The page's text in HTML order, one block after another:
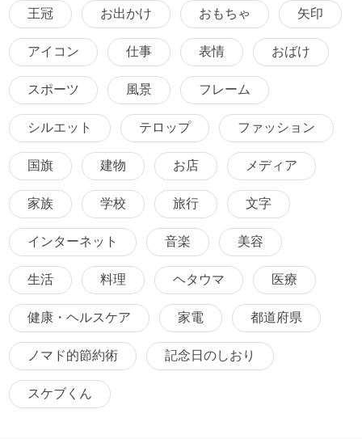
王冠 お出かけ おもちゃ 矢印
アイコン 仕事 表情 おばけ
スポーツ 風景 フレーム
シルエット テロップ ファッション
国旗 建物 お店 メディア
家族 学校 旅行 文字
インターネット 音楽 美容
生活 料理 ヘタウマ 医療
健康・ヘルスケア 家電 都道府県
ノマド的節約術 記念日のしおり
スケブくん